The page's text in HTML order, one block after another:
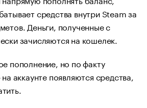
средства внутри Steam за
Деньги, полученные с
зачисляются на кошелек.
пополнение, но по факту
аккаунте появляются средства,